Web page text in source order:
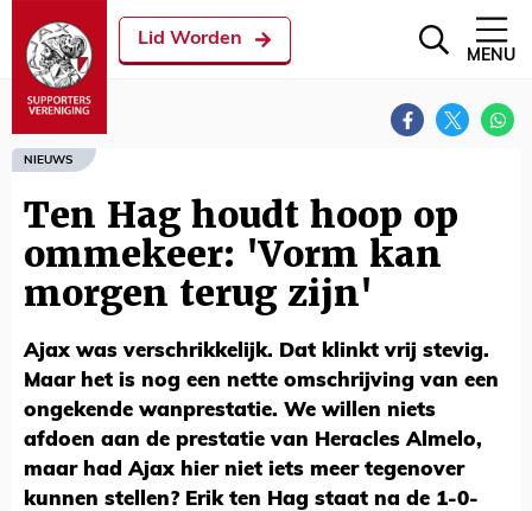
Lid Worden
MENU
NIEUWS
Ten Hag houdt hoop op
ommekeer: 'Vorm kan
morgen terug zijn'
Ajax was verschrikkelijk. Dat klinkt vrij stevig.
Maar het is nog een nette omschrijving van een
ongekende wanprestatie. We willen niets
afdoen aan de prestatie van Heracles Almelo,
maar had Ajax hier niet iets meer tegenover
kunnen stellen? Erik ten Hag staat na de 1-0-